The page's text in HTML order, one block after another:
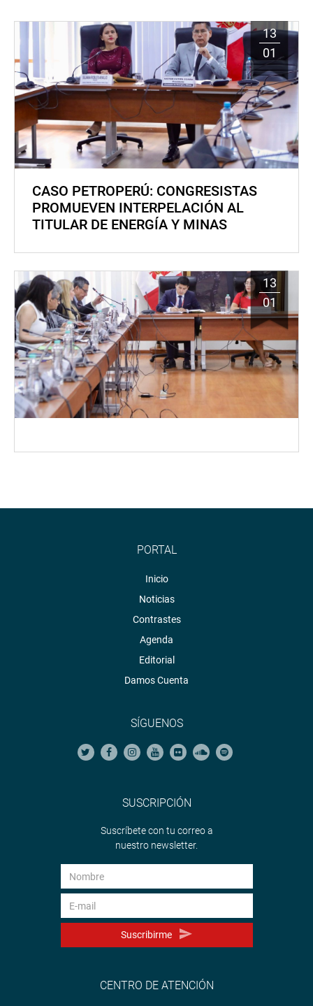
13
01
CASO PETROPERÚ: CONGRESISTAS
PROMUEVEN INTERPELACIÓN AL
TITULAR DE ENERGÍA Y MINAS
13
01
PORTAL
Inicio
Noticias
Contrastes
Agenda
Editorial
Damos Cuenta
SÍGUENOS
SUSCRIPCIÓN
Suscríbete con tu correo a
nuestro newsletter.
Suscribirme
CENTRO DE ATENCIÓN